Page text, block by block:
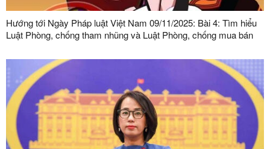
Hướng tới Ngày Pháp luật Việt Nam 09/11/2025: Bài 4: Tìm hiểu
Luật Phòng, chống tham nhũng và Luật Phòng, chống mua bán